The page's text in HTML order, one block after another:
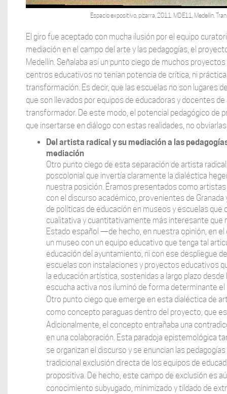
Espacio expositivo, pizarra, 2011. MDE11, Medellín.
El giro fue aceptado con mucha ilusión por el equipo
mediación en el campo del arte y las pedagogías, el
Medellín. Señalaba así un punto ciego de muchos
centros educativos no tenían potencia de crítica, ni
transformación. Es decir, que las escuelas no son lugares
que son llevados por equipos de educadoras y docentes
transformador. De este modo, el potencial pedagógico
que insertarse en diálogo con estas realidades, no
Del artista radical y su mediación a las
mediación
Otro punto ciego de esta separación de artista
poscolonial que invertía claramente la dialéctica
nuestra posición. Éramos presentados como
con el discurso académico, provenientes de
de políticas de educación en museos y escuelas
cualitativa y cuantitativamente más interesante que
Estado español —de hecho, en nuestra opinión, en
un museo con un equipo educativo que tenga tal
educación del ayuntamiento, ni con ese despliegue
escuelas con instalaciones y proyectos educativos
la educación artística, sostenidas a largo plazo
escucha activa nos iluminó de forma determinante
Otro punto ciego que emerge en esta dialéctica de
como concepto paraguas dentro del proyecto, que
Adicionalmente, el concepto entrañaba una
en una colaboración. Esta paradoja epistemológica
se organizan el discurso y se enuncian las
tradicional exclusión directa de los equipos de
propositiva. De hecho, este campo de exclusión es
conocimiento subyugado, minimizado y tildado de